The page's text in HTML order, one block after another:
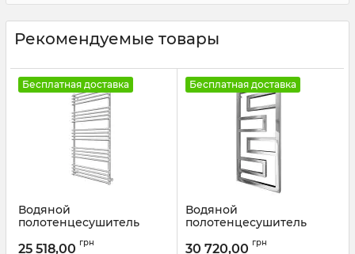
Рекомендуемые товары
Бесплатная доставка
Водяной
полотенцесушитель
Турин 1090х530/500
25 518,00 грн
Бесплатная доставка
Водяной
полотенцесушитель
970х540/500/50
30 720,00 грн